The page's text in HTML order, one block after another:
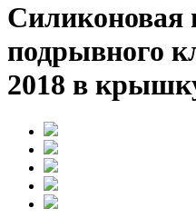
Силиконовая
подрывного
2018 в